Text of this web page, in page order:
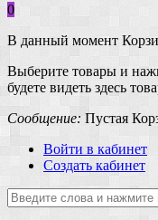
0
В данный момент
Выберите товары и
будете видеть здесь
Сообщение: Пустая
Войти в кабинет
Создать кабинет